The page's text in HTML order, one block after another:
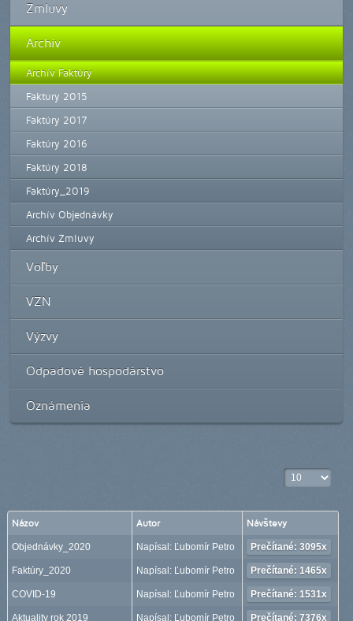
Zmluvy
Archív
Archív Faktúry
Faktury 2015
Faktúry 2017
Faktúry 2016
Faktúry 2018
Faktúry_2019
Archív Objednávky
Archív Zmluvy
Voľby
VZN
Výzvy
Odpadové hospodárstvo
Oznámenia
Zobrazené
Názov Autor Návštevy
Objednávky_2020 Napísal: Ľubomír Petro Prečítané: 3095x
Faktúry_2020 Napísal: Ľubomír Petro Prečítané: 1465x
COVID-19 Napísal: Ľubomír Petro Prečítané: 1531x
Aktuality rok 2019 Napísal: Ľubomír Petro Prečítané: 7376x